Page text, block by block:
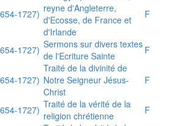
1727) reyne d'Angleterre,
d'Ecosse, de France et
d'Irlande
F
1727) Sermons sur divers textes
de l'Ecriture Sainte
F
1727)
Traité de la divinité de
Notre Seigneur Jésus-
Christ
F
1727) Traité de la vérité de la
religion chrétienne
F